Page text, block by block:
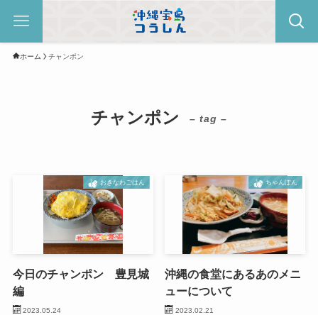
ホーム チャンポン
チャンポン – tag –
おきなわごはん
今日のチャンポン 豊見城
編
2023.05.24
ちゃんぽん
沖縄の食堂にあるあのメニ
ューについて
2023.02.21